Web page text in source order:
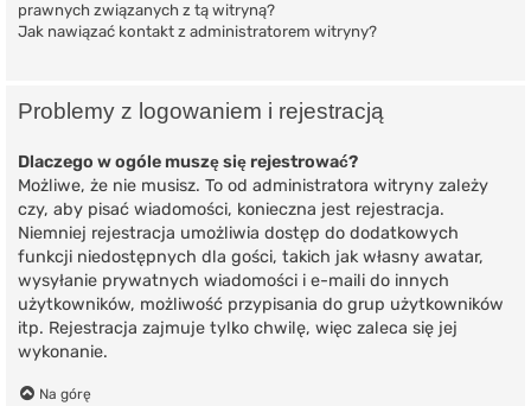
prawnych związanych z tą witryną?
Jak nawiązać kontakt z administratorem witryny?
Problemy z logowaniem i rejestracją
Dlaczego w ogóle muszę się rejestrować?
Możliwe, że nie musisz. To od administratora witryny zależy
czy, aby pisać wiadomości, konieczna jest rejestracja.
Niemniej rejestracja umożliwia dostęp do dodatkowych
funkcji niedostępnych dla gości, takich jak własny awatar,
wysyłanie prywatnych wiadomości i e-maili do innych
użytkowników, możliwość przypisania do grup użytkowników
itp. Rejestracja zajmuje tylko chwilę, więc zaleca się jej
wykonanie.
Na górę